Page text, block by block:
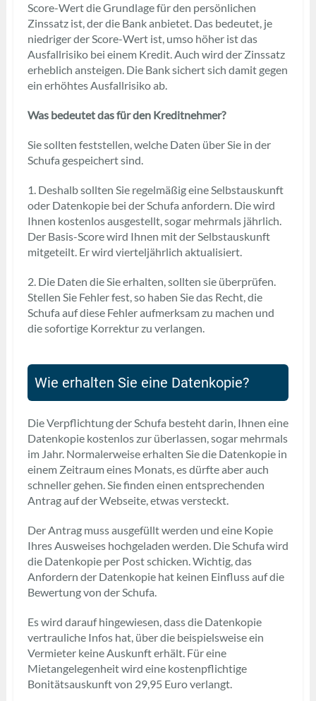
Score-Wert die Grundlage für den persönlichen
Zinssatz ist, der die Bank anbietet. Das bedeutet, je
niedriger der Score-Wert ist, umso höher ist das
Ausfallrisiko bei einem Kredit. Auch wird der Zinssatz
erheblich ansteigen. Die Bank sichert sich damit gegen
ein erhöhtes Ausfallrisiko ab.
Was bedeutet das für den Kreditnehmer?
Sie sollten feststellen, welche Daten über Sie in der
Schufa gespeichert sind.
1. Deshalb sollten Sie regelmäßig eine Selbstauskunft
oder Datenkopie bei der Schufa anfordern. Die wird
Ihnen kostenlos ausgestellt, sogar mehrmals jährlich.
Der Basis-Score wird Ihnen mit der Selbstauskunft
mitgeteilt. Er wird vierteljährlich aktualisiert.
2. Die Daten die Sie erhalten, sollten sie überprüfen.
Stellen Sie Fehler fest, so haben Sie das Recht, die
Schufa auf diese Fehler aufmerksam zu machen und
die sofortige Korrektur zu verlangen.
Wie erhalten Sie eine Datenkopie?
Die Verpflichtung der Schufa besteht darin, Ihnen eine
Datenkopie kostenlos zur überlassen, sogar mehrmals
im Jahr. Normalerweise erhalten Sie die Datenkopie in
einem Zeitraum eines Monats, es dürfte aber auch
schneller gehen. Sie finden einen entsprechenden
Antrag auf der Webseite, etwas versteckt.
Der Antrag muss ausgefüllt werden und eine Kopie
Ihres Ausweises hochgeladen werden. Die Schufa wird
die Datenkopie per Post schicken. Wichtig, das
Anfordern der Datenkopie hat keinen Einfluss auf die
Bewertung von der Schufa.
Es wird darauf hingewiesen, dass die Datenkopie
vertrauliche Infos hat, über die beispielsweise ein
Vermieter keine Auskunft erhält. Für eine
Mietangelegenheit wird eine kostenpflichtige
Bonitätsauskunft von 29,95 Euro verlangt.